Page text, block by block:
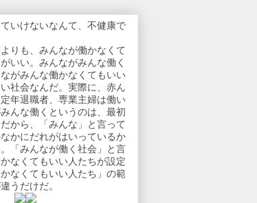
いけないなんて、不健康で
りも、みんなが働かなくて
いい。みんながみんな働く
がみんな働かなくてもいい
社会なんだ。実際に、赤ん
年退職者、専業主婦は働い
んな働くというのは、最初
から、「みんな」と言って
かにだれがはいっているか
「みんなが働く社会」と言
なくてもいい人たちが設定
なくてもいい人たち」の範
うだけだ。